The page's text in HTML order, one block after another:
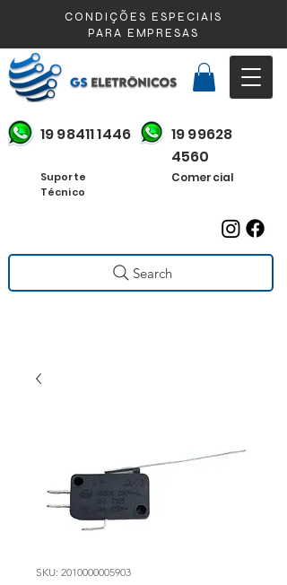
CONDIÇÕES ESPECIAIS
PARA EMPRESAS
19 98411 1446
Suporte
Técnico
19 99628
4560
Comercial
Search
SKU: 2010000005903